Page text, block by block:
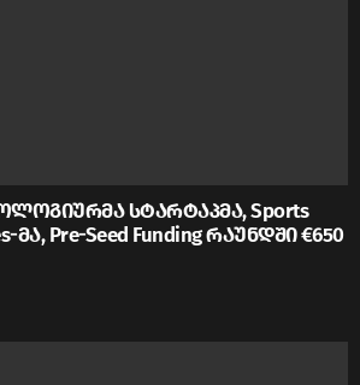
სტარტაპმა, Sports
მა, Pre-Seed Funding რაუნდში €650